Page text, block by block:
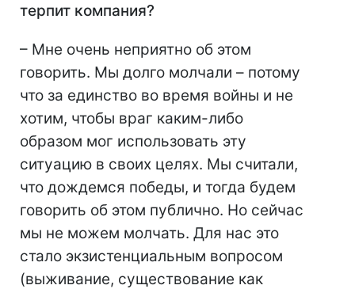
терпит компания?
– Мне очень неприятно об этом
говорить. Мы долго молчали – потому
что за единство во время войны и не
хотим, чтобы враг каким-либо
образом мог использовать эту
ситуацию в своих целях. Мы считали,
что дождемся победы, и тогда будем
говорить об этом публично. Но сейчас
мы не можем молчать. Для нас это
стало экзистенциальным вопросом
(выживание, существование как